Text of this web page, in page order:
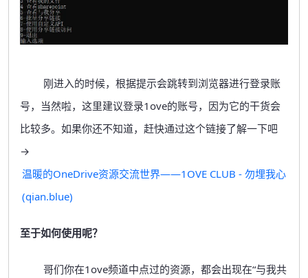
刚进入的时候，根据提示会跳转到浏览器进行登录账
号，当然啦，这里建议登录1ove的账号，因为它的干货会
比较多。如果你还不知道，赶快通过这个链接了解一下吧
→
温暖的OneDrive资源交流世界——1OVE CLUB - 勿埋我心
(qian.blue)
至于如何使用呢？
哥们你在1ove频道中点过的资源，都会出现在“与我共